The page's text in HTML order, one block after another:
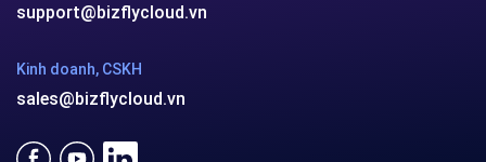
support@bizflycloud.vn
Kinh doanh, CSKH
sales@bizflycloud.vn